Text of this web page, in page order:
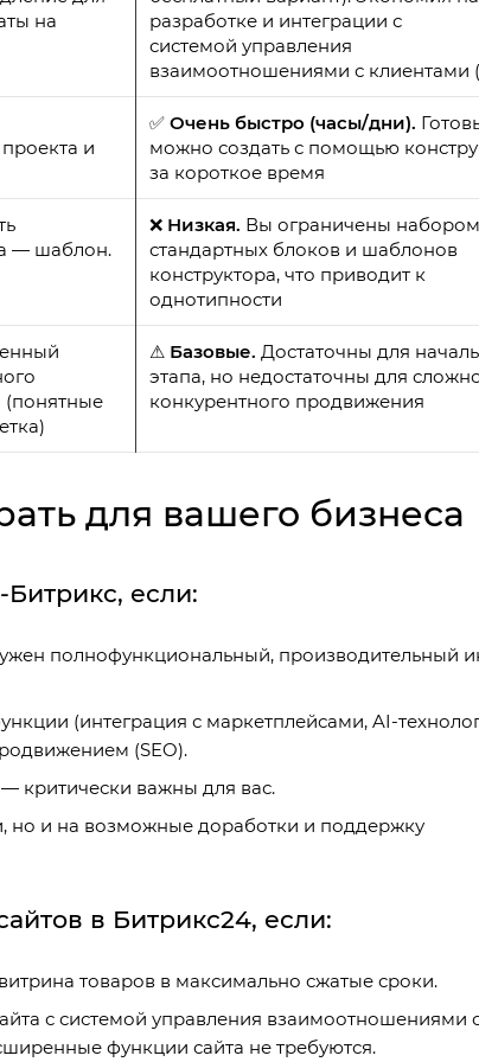
на
разработке и интеграции с
системой управления
взаимоотношениями с клиентами
и
✅ Очень быстро (часы/дни).
можно создать с помощью
за короткое время
— шаблон.
❌ Низкая. Вы ограничены набором
стандартных блоков и шаблонов
конструктора, что приводит к
однотипности
(понятные
⚠ Базовые. Достаточны для
этапа, но недостаточны для
конкурентного продвижения
для вашего бизнеса
если:
полнофункциональный, производительный
(интеграция с маркетплейсами, AI-
(SEO).
критически важны для вас.
но и на возможные доработки и поддержку
в Битрикс24, если:
товаров в максимально сжатые сроки.
с системой управления взаимоотношениями
функции сайта не требуются.